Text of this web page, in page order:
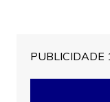
PUBLICIDADE